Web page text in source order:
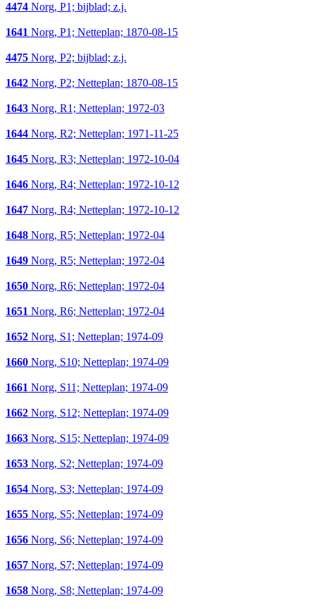
4474 Norg, P1; bijblad; z.j.
1641 Norg, P1; Netteplan; 1870-08-15
4475 Norg, P2; bijblad; z.j.
1642 Norg, P2; Netteplan; 1870-08-15
1643 Norg, R1; Netteplan; 1972-03
1644 Norg, R2; Netteplan; 1971-11-25
1645 Norg, R3; Netteplan; 1972-10-04
1646 Norg, R4; Netteplan; 1972-10-12
1647 Norg, R4; Netteplan; 1972-10-12
1648 Norg, R5; Netteplan; 1972-04
1649 Norg, R5; Netteplan; 1972-04
1650 Norg, R6; Netteplan; 1972-04
1651 Norg, R6; Netteplan; 1972-04
1652 Norg, S1; Netteplan; 1974-09
1660 Norg, S10; Netteplan; 1974-09
1661 Norg, S11; Netteplan; 1974-09
1662 Norg, S12; Netteplan; 1974-09
1663 Norg, S15; Netteplan; 1974-09
1653 Norg, S2; Netteplan; 1974-09
1654 Norg, S3; Netteplan; 1974-09
1655 Norg, S5; Netteplan; 1974-09
1656 Norg, S6; Netteplan; 1974-09
1657 Norg, S7; Netteplan; 1974-09
1658 Norg, S8; Netteplan; 1974-09